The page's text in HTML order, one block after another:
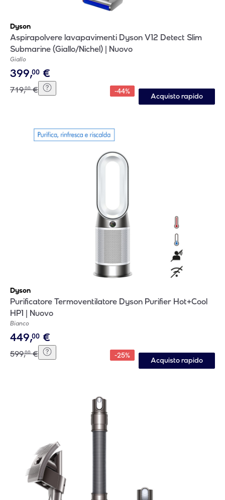
Dyson
Aspirapolvere lavapavimenti Dyson V12 Detect Slim
Submarine (Giallo/Nichel) | Nuovo
Giallo
399,00 €
719,00 € -44%
Acquisto rapido
Dyson
Purificatore Termoventilatore Dyson Purifier Hot+Cool
HP1 | Nuovo
Bianco
449,00 €
599,00 € -25%
Acquisto rapido